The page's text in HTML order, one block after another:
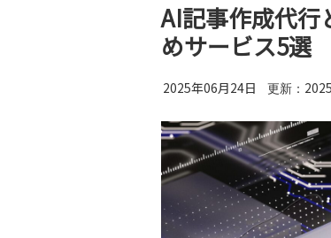
AI記事作成代行
めサービス5選
2025年06月24日